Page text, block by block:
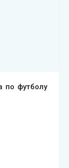
по футболу